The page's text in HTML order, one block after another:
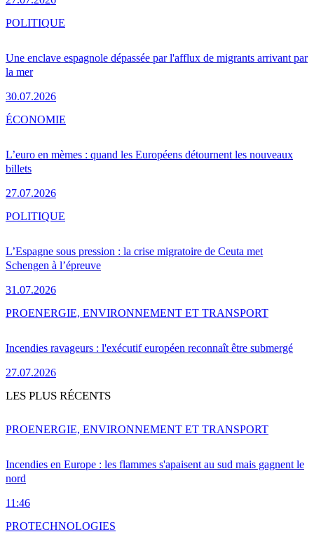
Une enclave espagnole dépassée par l'afflux de migrants arrivant par
la mer
30.07.2026
POLITIQUE
L’euro en mèmes : quand les Européens détournent les nouveaux
billets
27.07.2026
ÉCONOMIE
L’Espagne sous pression : la crise migratoire de Ceuta met
Schengen à l’épreuve
31.07.2026
POLITIQUE
Incendies ravageurs : l'exécutif européen reconnaît être submergé
27.07.2026
PROENERGIE, ENVIRONNEMENT ET TRANSPORT
LES PLUS RÉCENTS
Incendies en Europe : les flammes s'apaisent au sud mais gagnent le
nord
11:46
PROENERGIE, ENVIRONNEMENT ET TRANSPORT
PROTECHNOLOGIES